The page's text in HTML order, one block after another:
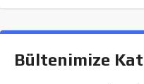
Bültenimize